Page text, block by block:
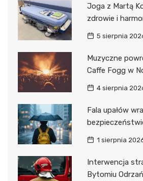
Joga z Martą
zdrowie i
5 sierpnia
Muzyczne
Caffe Fogg w
4 sierpnia
Fala upałów
1 sierpnia
Interwencja
Bytomiu